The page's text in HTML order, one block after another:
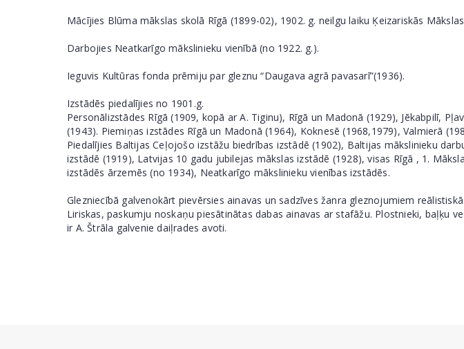
Mācījies Blūma mākslas skolā Rīgā (1899-02), 1902. g. neilgu laiku Ķeizariskās
Darbojies Neatkarīgo mākslinieku vienībā (no 1922. g.).
Ieguvis Kultūras fonda prēmiju par gleznu “Daugava agrā pavasarī”(1936).
Izstādēs piedalījies no 1901.g.
Personālizstādes Rīgā (1909, kopā ar A. Tiginu), Rīgā un Madonā (1929), Jēkabpilī,
(1943). Piemiņas izstādes Rīgā un Madonā (1964), Koknesē (1968,1979), Valmierā
Piedalījies Baltijas Ceļojošo izstāžu biedrības izstādē (1902), Baltijas mākslinieku
izstādē (1919), Latvijas 10 gadu jubilejas mākslas izstādē (1928), visas Rīgā , 1.
izstādēs ārzemēs (no 1934), Neatkarīgo mākslinieku vienības izstādēs.
Glezniecībā galvenokārt pievērsies ainavas un sadzīves žanra gleznojumiem
Liriskas, paskumju noskaņu piesātinātas dabas ainavas ar stafāžu. Plostnieki, baļķu
ir A. Štrāla galvenie daiļrades avoti.